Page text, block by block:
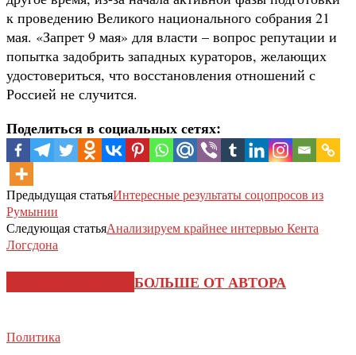
к проведению Великого национального собрания 21
мая. «Запрет 9 мая» для власти – вопрос репутации и
попытка задобрить западных кураторов, желающих
удостовериться, что восстановления отношений с
Россией не случится.
Поделиться в социальных сетях:
Предыдущая статьяИнтересные результаты соцопросов из
Румынии
Следующая статьяАнализируем крайнее интервью Кента
Логсдона
БОЛЬШЕ ОТ АВТОРА
Политика